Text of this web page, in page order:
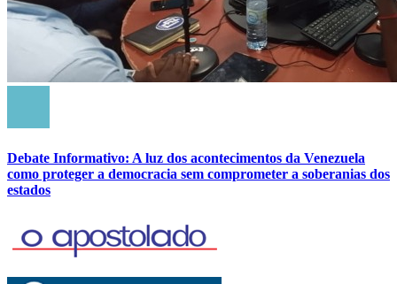
Debate Informativo: A luz dos acontecimentos da Venezuela
como proteger a democracia sem comprometer a soberanias dos
estados